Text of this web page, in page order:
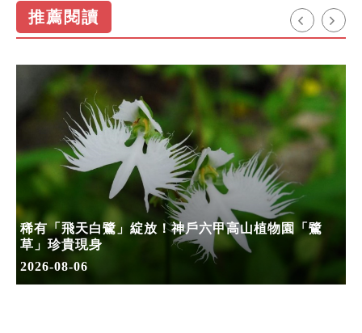
推薦閱讀
稀有「飛天白鷺」綻放！神戶六甲高山植物園「鷺
草」珍貴現身
2026-08-06